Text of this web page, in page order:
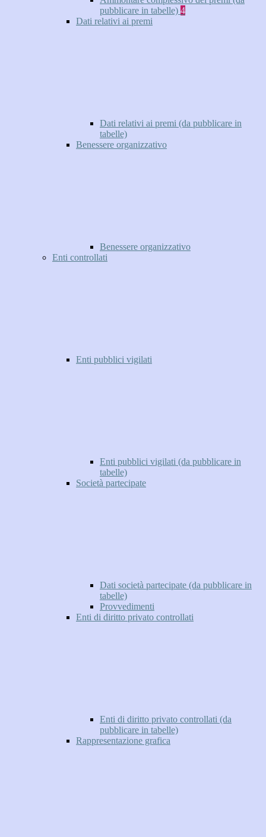
pubblicare in tabelle) 4
Dati relativi ai premi
Dati relativi ai premi (da pubblicare in
tabelle)
Benessere organizzativo
Benessere organizzativo
Enti controllati
Enti pubblici vigilati
Enti pubblici vigilati (da pubblicare in
tabelle)
Società partecipate
Dati società partecipate (da pubblicare in
tabelle)
Provvedimenti
Enti di diritto privato controllati
Enti di diritto privato controllati (da
pubblicare in tabelle)
Rappresentazione grafica